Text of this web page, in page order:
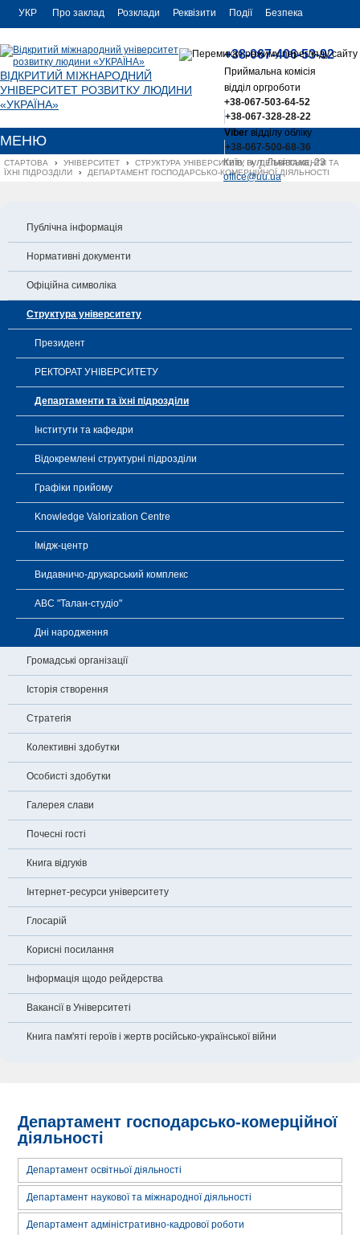
УКР
ENG
Про заклад Розклади Реквізити Події Безпека
ВІДКРИТИЙ МІЖНАРОДНИЙ
УНІВЕРСИТЕТ РОЗВИТКУ ЛЮДИНИ
«УКРАЇНА»
+38-067-406-53-92
Приймальна комісія
відділ оргроботи
+38-067-503-64-52
+38-067-328-28-22
Viberвідділу обліку
+38-067-500-68-36
Київ, вул. Львівська, 23
office@uu.ua
МЕНЮ
СТАРТОВА › УНІВЕРСИТЕТ › СТРУКТУРА УНІВЕРСИТЕТУ ›
ДЕПАРТАМЕНТИ ТА
ЇХНІ ПІДРОЗДІЛИ
› ДЕПАРТАМЕНТ ГОСПОДАРСЬКО-КОМЕРЦІЙНОЇ ДІЯЛЬНОСТІ
Публічна інформація
Нормативні документи
Офіційна символіка
Структура університету
Президент
РЕКТОРАТ УНІВЕРСИТЕТУ
Департаменти та їхні підрозділи
Інститути та кафедри
Відокремлені структурні підрозділи
Графіки прийому
Knowledge Valorization Centre
Імідж-центр
Видавничо-друкарський комплекс
АВС "Талан-студіо"
Дні народження
Громадські організації
Історія створення
Стратегія
Колективні здобутки
Особисті здобутки
Галерея слави
Почесні гості
Книга відгуків
Інтернет-ресурси університету
Глосарій
Корисні посилання
Інформація щодо рейдерства
Вакансії в Університеті
Книга пам'яті героїв і жертв російсько-української війни
Департамент господарсько-комерційної
діяльності
Департамент освітньої діяльності
Департамент наукової та міжнародної діяльності
Департамент адміністративно-кадрової роботи